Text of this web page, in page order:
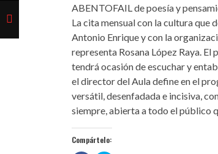
ABENTOFAIL de poesía y
La cita mensual con la cultura que
Antonio Enrique y con la
representa Rosana López Raya. El
tendrá ocasión de escuchar y
el director del Aula define en el
versátil, desenfadada e incisiva,
siempre, abierta a todo el público
Compártelo: